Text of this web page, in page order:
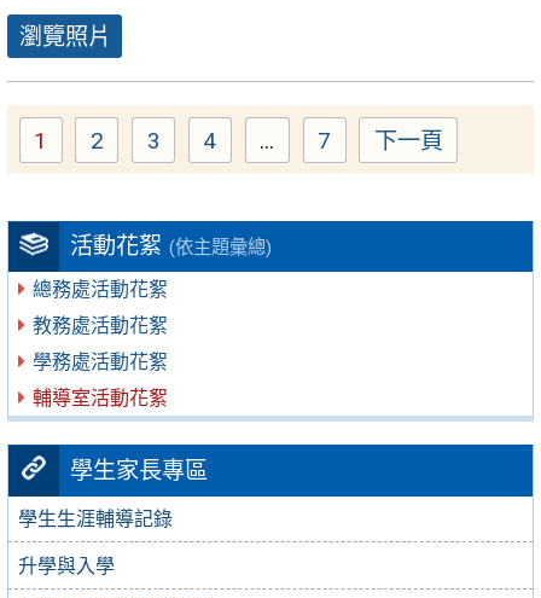
活動花絮 (依主題彙總)
總務處活動花絮
教務處活動花絮
學務處活動花絮
輔導室活動花絮
學生家長專區
學生生涯輔導記錄
升學與入學
瀏覽照片
Page
1 Page
2 Page
3 Page
4 ... Page
7 下一頁